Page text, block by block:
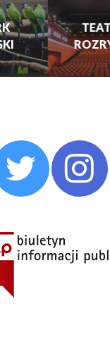
TEATR
ROZRYWKI